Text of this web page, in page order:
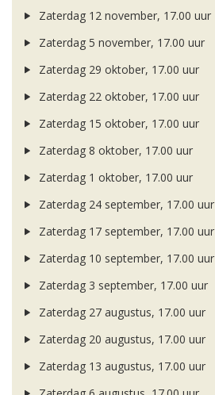
Zaterdag 12 november, 17.00 uur
Zaterdag 5 november, 17.00 uur
Zaterdag 29 oktober, 17.00 uur
Zaterdag 22 oktober, 17.00 uur
Zaterdag 15 oktober, 17.00 uur
Zaterdag 8 oktober, 17.00 uur
Zaterdag 1 oktober, 17.00 uur
Zaterdag 24 september, 17.00 uur
Zaterdag 17 september, 17.00 uur
Zaterdag 10 september, 17.00 uur
Zaterdag 3 september, 17.00 uur
Zaterdag 27 augustus, 17.00 uur
Zaterdag 20 augustus, 17.00 uur
Zaterdag 13 augustus, 17.00 uur